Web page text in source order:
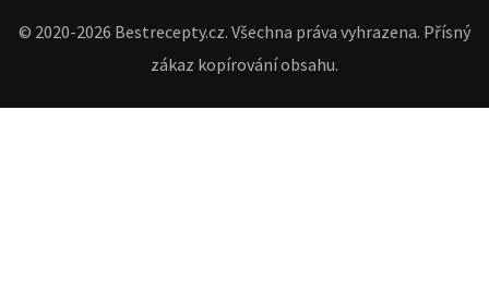
© 2020-2026 Bestrecepty.cz. Všechna práva vyhrazena. Přísný
zákaz kopírování obsahu.